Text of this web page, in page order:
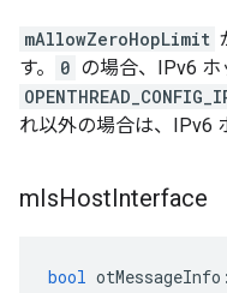
mAllowZeroHopLimit
す。
0 の場合、IPv6
れ以外の場合は、IPv6
mIsHostInterface
bool otMessageInfo